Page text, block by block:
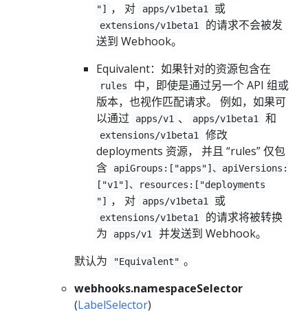
"]
， 对 apps/v1beta1 或
extensions/v1beta1
的请求不会被发
送到 Webhook。
Equivalent：如果针对的资源包含在
rules
中，即使是通过另一个 API 组或
版本，也视作匹配请求。 例如，如果可
以通过
apps/v1 、 apps/v1beta1 和
extensions/v1beta1
修改
deployments 资源， 并且 “rules” 仅包
含
apiGroups:["apps"]、apiVersions:
["v1"]、resources:["deployments
"]
， 对 apps/v1beta1 或
extensions/v1beta1
的请求将被转换
为
apps/v1
并发送到 Webhook。
默认为
"Equivalent" 。
webhooks.namespaceSelector
(LabelSelector)